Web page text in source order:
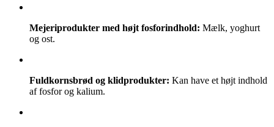
Mejeriprodukter med højt fosforindhold: Mælk, yoghurt
og ost.
Fuldkornsbrød og klidprodukter: Kan have et højt indhold
af fosfor og kalium.